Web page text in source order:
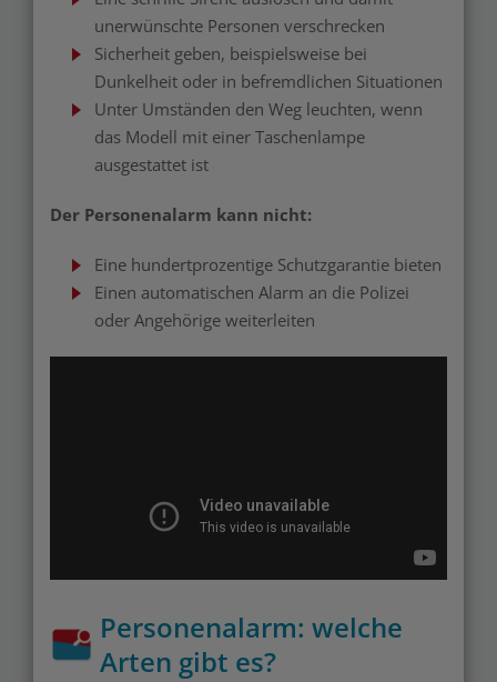
unerwünschte Personen verschrecken
Sicherheit geben, beispielsweise bei
Dunkelheit oder in befremdlichen Situationen
Unter Umständen den Weg leuchten, wenn
das Modell mit einer Taschenlampe
ausgestattet ist
Der Personenalarm kann nicht:
Eine hundertprozentige Schutzgarantie bieten
Einen automatischen Alarm an die Polizei
oder Angehörige weiterleiten
Personenalarm: welche
Arten gibt es?